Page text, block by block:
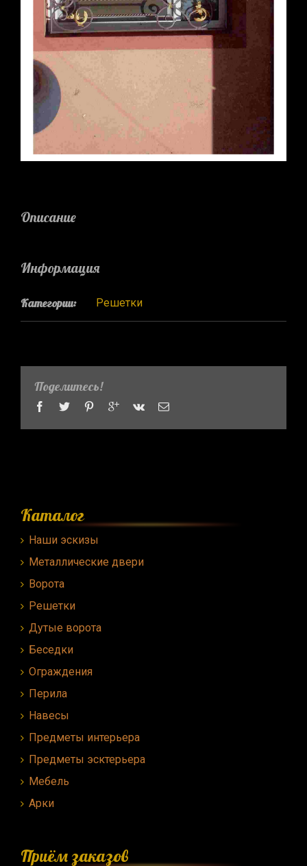
Описание
Информация
Категории: Решетки
Поделитесь!
Каталог
Наши эскизы
Металлические двери
Ворота
Решетки
Дутые ворота
Беседки
Ограждения
Перила
Навесы
Предметы интерьера
Предметы эсктерьера
Мебель
Арки
Приём заказов